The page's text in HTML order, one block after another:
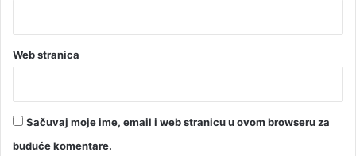
Web stranica
Sačuvaj moje ime, email i web stranicu u ovom browseru za
buduće komentare.